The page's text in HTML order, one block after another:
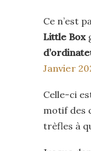
Ce n’est
Little Box
Janvier
Celle-ci
motif des
trèfles à